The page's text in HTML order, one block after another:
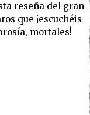
reseña del gran
que ¡escuchéis
mortales!